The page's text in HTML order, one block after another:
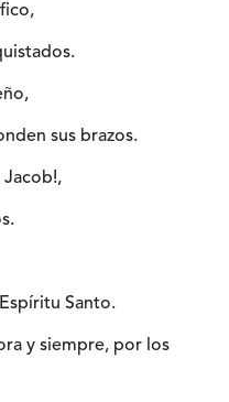
sus brazos.
Jacob!,
Santo.
y siempre, por los